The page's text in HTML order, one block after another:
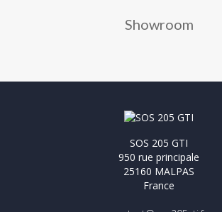
Showroom
SOS 205 GTI
950 rue principale
25160 MALPAS
France